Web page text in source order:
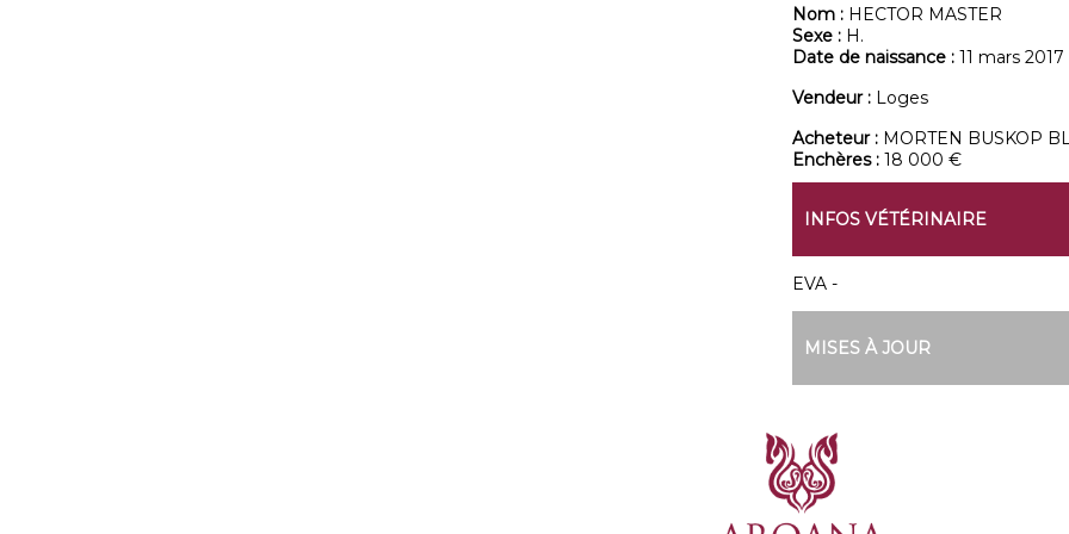
Nom : HECTOR MASTER
Sexe : H.
Date de naissance : 11 mars 2017
Vendeur : Loges
Acheteur : MORTEN BUSKOP
Enchères : 18 000 €
INFOS VÉTÉRINAIRE
EVA -
MISES À JOUR